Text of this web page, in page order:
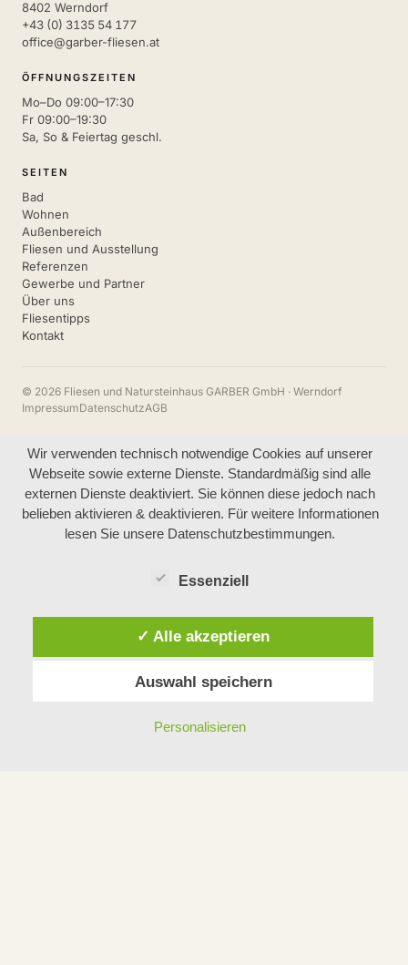
8402 Werndorf
+43 (0) 3135 54 177
office@garber-fliesen.at
ÖFFNUNGSZEITEN
Mo–Do 09:00–17:30
Fr 09:00–19:30
Sa, So & Feiertag geschl.
SEITEN
Bad
Wohnen
Außenbereich
Fliesen und Ausstellung
Referenzen
Gewerbe und Partner
Über uns
Fliesentipps
Kontakt
© 2026 Fliesen und Natursteinhaus GARBER GmbH · Werndorf
ImpressumDatenschutzAGB
Wir verwenden technisch notwendige Cookies auf unserer
Webseite sowie externe Dienste. Standardmäßig sind alle
externen Dienste deaktiviert. Sie können diese jedoch nach
belieben aktivieren & deaktivieren. Für weitere Informationen
lesen Sie unsere Datenschutzbestimmungen.
Essenziell
✓ Alle akzeptieren
Auswahl speichern
Personalisieren